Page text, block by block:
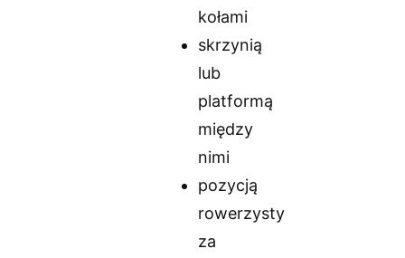
kołami
skrzynią
lub
platformą
między
nimi
pozycją
rowerzysty
za